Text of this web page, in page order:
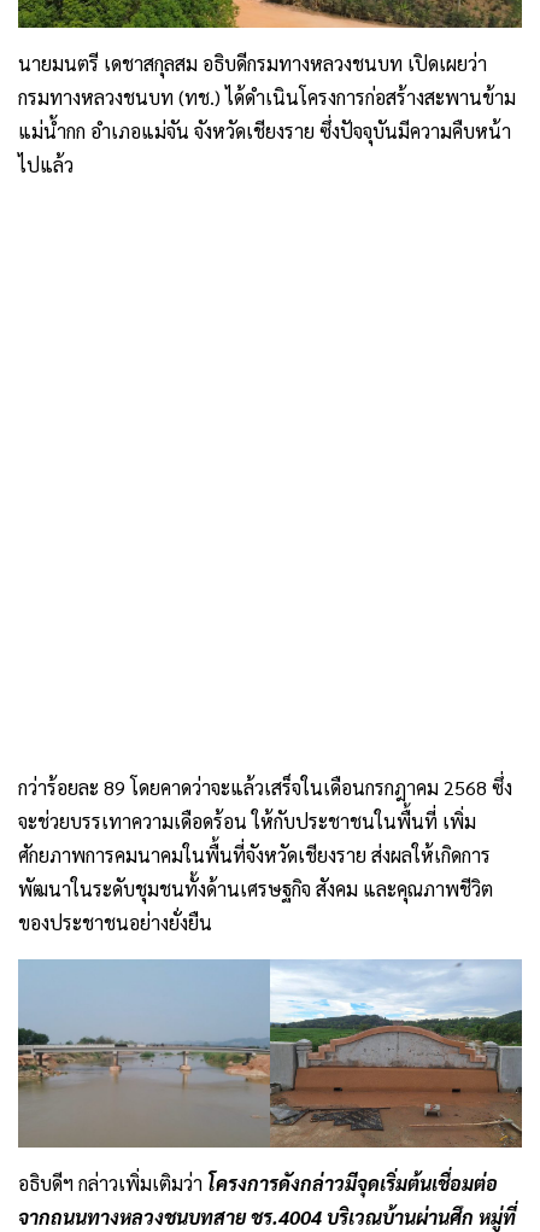
นายมนตรี เดชาสกุลสม อธิบดีกรมทางหลวงชนบท เปิดเผยว่า
กรมทางหลวงชนบท (ทช.) ได้ดำเนินโครงการก่อสร้างสะพานข้าม
แม่น้ำกก อำเภอแม่จัน จังหวัดเชียงราย ซึ่งปัจจุบันมีความคืบหน้า
ไปแล้ว
กว่าร้อยละ 89 โดยคาดว่าจะแล้วเสร็จในเดือนกรกฎาคม 2568 ซึ่ง
จะช่วยบรรเทาความเดือดร้อน ให้กับประชาชนในพื้นที่ เพิ่ม
ศักยภาพการคมนาคมในพื้นที่จังหวัดเชียงราย ส่งผลให้เกิดการ
พัฒนาในระดับชุมชนทั้งด้านเศรษฐกิจ สังคม และคุณภาพชีวิต
ของประชาชนอย่างยั่งยืน
อธิบดีฯ กล่าวเพิ่มเติมว่า โครงการดังกล่าวมีจุดเริ่มต้นเชื่อมต่อ
จากถนนทางหลวงชนบทสาย ชร.4004 บริเวณบ้านผ่านศึก หมู่ที่